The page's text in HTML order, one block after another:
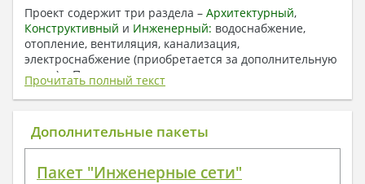
Проект содержит три раздела – Архитектурный,
Конструктивный и Инженерный: водоснабжение,
отопление, вентиляция, канализация,
электроснабжение (приобретается за дополнительную
плату) + Пояснительная записка.
1. Архитектурный раздел:
Общие данные по проекту
Поэтажные маркировочные планы с
Прочитать полный текст
Дополнительные пакеты
Пакет "Инженерные сети"